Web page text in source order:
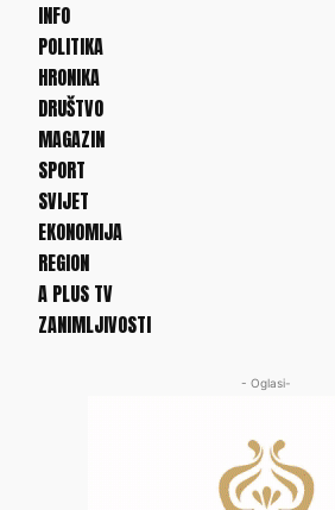
INFO
POLITIKA
HRONIKA
DRUŠTVO
MAGAZIN
SPORT
SVIJET
EKONOMIJA
REGION
A PLUS TV
ZANIMLJIVOSTI
- Oglasi-